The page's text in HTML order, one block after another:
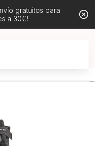
gratuitos para
a 30€!